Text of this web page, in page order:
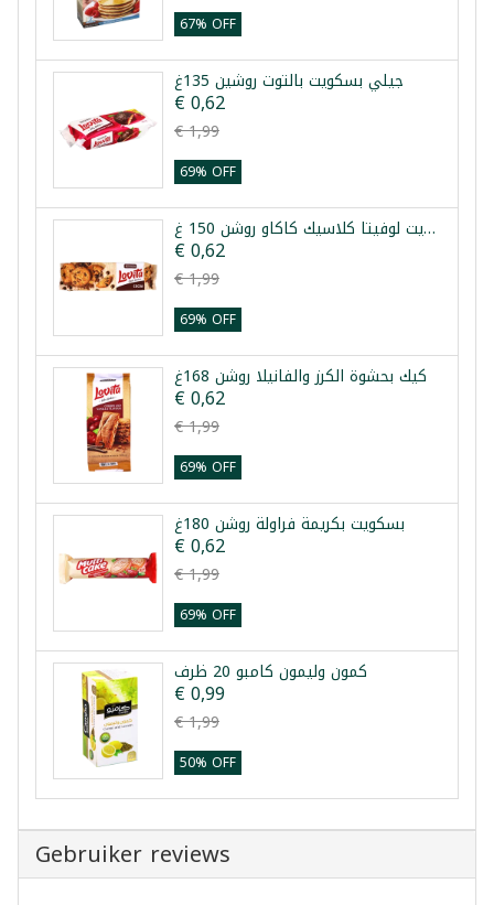
67% OFF
جيلي بسكويت بالتوت روشين 135غ
€ 0,62
€ 1,99
69% OFF
بسكويت لوفيتا كلاسيك كاكاو روشن 150 غ
€ 0,62
€ 1,99
69% OFF
كيك بحشوة الكرز والفانيلا روشن 168غ
€ 0,62
€ 1,99
69% OFF
بسكويت بكريمة فراولة روشن 180غ
€ 0,62
€ 1,99
69% OFF
كمون وليمون كامبو 20 ظرف
€ 0,99
€ 1,99
50% OFF
Gebruiker reviews